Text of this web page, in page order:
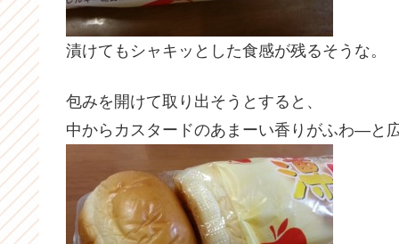
漬けてもシャキッとした食感が残るそうな。
包みを開けて取り出そうとすると、
中からカスタードのあまーい香りがふわ―と